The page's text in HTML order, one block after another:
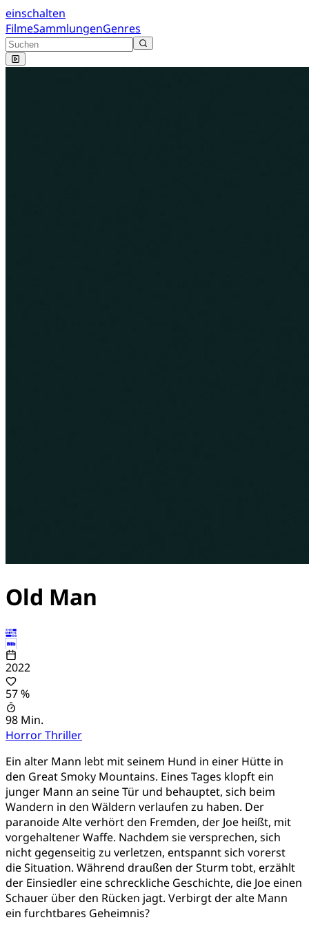
einschalten
FilmeSammlungenGenres
Old Man
2022
57 %
98 Min.
HorrorThriller
Ein alter Mann lebt mit seinem Hund in einer Hütte in
den Great Smoky Mountains. Eines Tages klopft ein
junger Mann an seine Tür und behauptet, sich beim
Wandern in den Wäldern verlaufen zu haben. Der
paranoide Alte verhört den Fremden, der Joe heißt, mit
vorgehaltener Waffe. Nachdem sie versprechen, sich
nicht gegenseitig zu verletzen, entspannt sich vorerst
die Situation. Während draußen der Sturm tobt, erzählt
der Einsiedler eine schreckliche Geschichte, die Joe einen
Schauer über den Rücken jagt. Verbirgt der alte Mann
ein furchtbares Geheimnis?